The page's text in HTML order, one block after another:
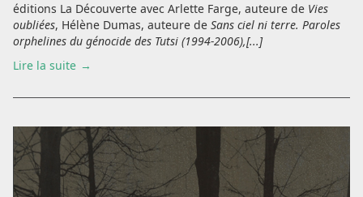
éditions La Découverte avec Arlette Farge, auteure de Vies
oubliées, Hélène Dumas, auteure de Sans ciel ni terre. Paroles
orphelines du génocide des Tutsi (1994-2006),[...]
Lire la suite